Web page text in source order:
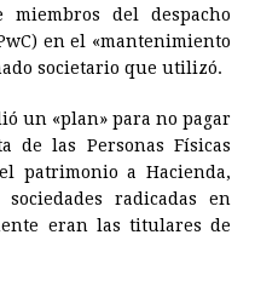
del despacho
en el «mantenimiento
societario que utilizó.
un «plan» para no pagar
de las Personas Físicas
patrimonio a Hacienda,
radicadas en
eran las titulares de